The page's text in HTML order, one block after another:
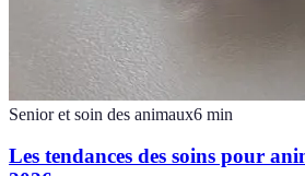
Senior et soin des animaux6 min
Les tendances des soins pour